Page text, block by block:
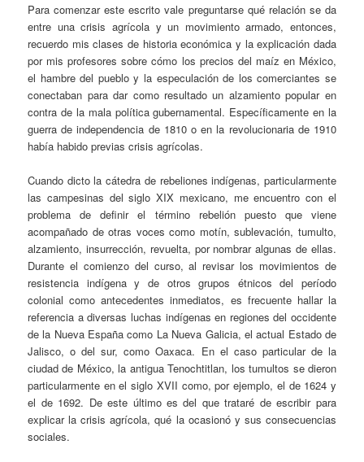
Para comenzar este escrito vale preguntarse qué relación se da
entre una crisis agrícola y un movimiento armado, entonces,
recuerdo mis clases de historia económica y la explicación dada
por mis profesores sobre cómo los precios del maíz en México,
el hambre del pueblo y la especulación de los comerciantes se
conectaban para dar como resultado un alzamiento popular en
contra de la mala política gubernamental. Específicamente en la
guerra de independencia de 1810 o en la revolucionaria de 1910
había habido previas crisis agrícolas.
Cuando dicto la cátedra de rebeliones indígenas, particularmente
las campesinas del siglo XIX mexicano, me encuentro con el
problema de definir el término rebelión puesto que viene
acompañado de otras voces como motín, sublevación, tumulto,
alzamiento, insurrección, revuelta, por nombrar algunas de ellas.
Durante el comienzo del curso, al revisar los movimientos de
resistencia indígena y de otros grupos étnicos del período
colonial como antecedentes inmediatos, es frecuente hallar la
referencia a diversas luchas indígenas en regiones del occidente
de la Nueva España como La Nueva Galicia, el actual Estado de
Jalisco, o del sur, como Oaxaca. En el caso particular de la
ciudad de México, la antigua Tenochtitlan, los tumultos se dieron
particularmente en el siglo XVII como, por ejemplo, el de 1624 y
el de 1692. De este último es del que trataré de escribir para
explicar la crisis agrícola, qué la ocasionó y sus consecuencias
sociales.